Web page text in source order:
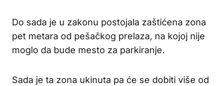
Do sada je u zakonu postojala zaštićena zona
pet metara od pešačkog prelaza, na kojoj nije
moglo da bude mesto za parkiranje.
Sada je ta zona ukinuta pa će se dobiti više od